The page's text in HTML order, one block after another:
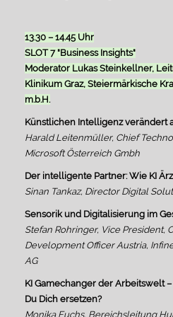
13.30 – 14.45 Uhr
SLOT 7 "Business Insights"
Moderator Lukas Steinkellner,
Klinikum Graz, Steiermärkische
m.b.H.
Künstlichen Intelligenz verändert
Harald Leitenmüller, Chief
Microsoft Österreich Gmbh
Der intelligente Partner: Wie KI
Sinan Tankaz, Director Digital
Sensorik und Digitalisierung im
Stefan Rohringer, Vice President,
Development Officer Austria,
AG
KI Gamechanger der Arbeitswelt
Du Dich ersetzen?
Monika Fuchs, Bereichsleitung